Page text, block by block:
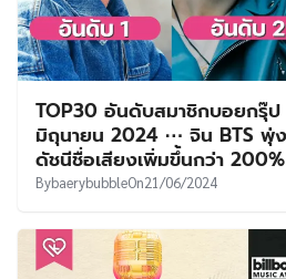
TOP30 อันดับสมาชิกบอยกรุ๊ป
มิถุนายน 2024 ⋯ จิน BTS พุ่
ดัชนีชื่อเสียงเพิ่มขึ้นกว่า 200%
BybaerybubbleOn21/06/2024